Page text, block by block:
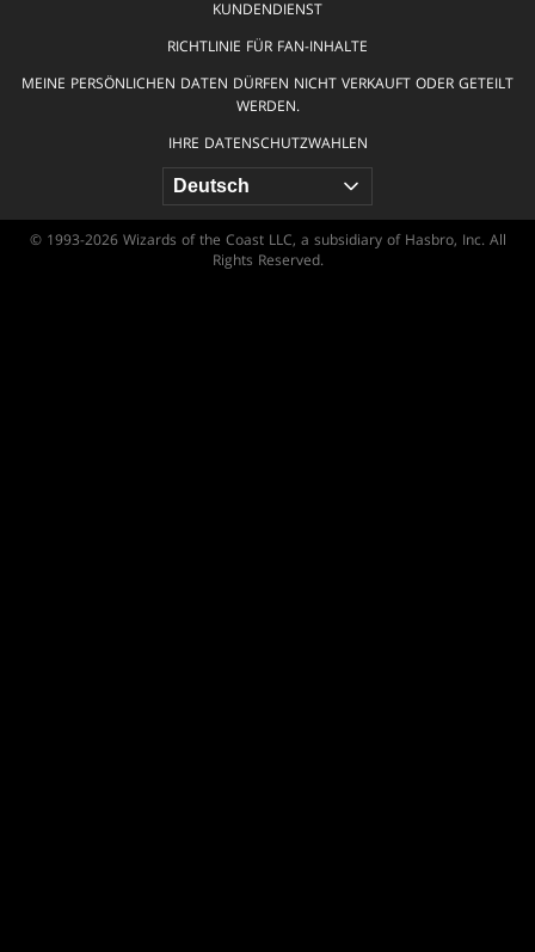
KUNDENDIENST
RICHTLINIE FÜR FAN-INHALTE
MEINE PERSÖNLICHEN DATEN DÜRFEN NICHT VERKAUFT ODER GETEILT
WERDEN.
IHRE DATENSCHUTZWAHLEN
© 1993-2026 Wizards of the Coast LLC, a subsidiary of Hasbro, Inc. All
Rights Reserved.